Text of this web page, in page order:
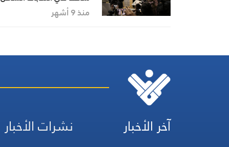
الشرقي الأمريكي وسط
منذ 9 أشهر
آخر الأخبار نشرات الأخبار